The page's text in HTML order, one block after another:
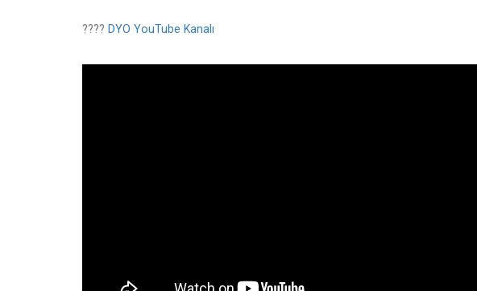
???? DYO YouTube Kanalı